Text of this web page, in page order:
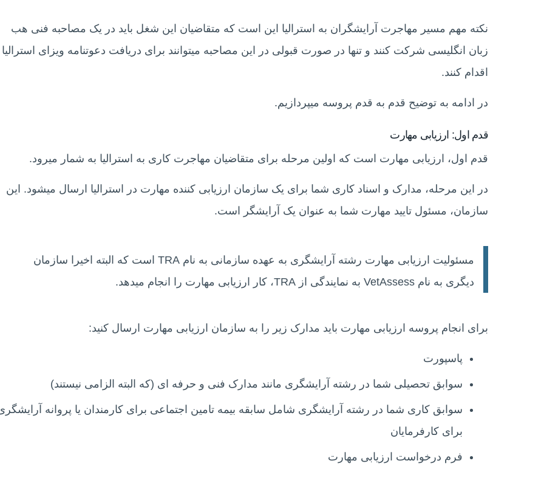
نکته مهم مسیر مهاجرت آرایشگران به استرالیا این است که متقاضیان این شغل باید در یک مصاحبه فنی هب
زبان انگلیسی شرکت کنند و تنها در صورت قبولی در این مصاحبه میتوانند برای دریافت دعوتنامه ویزای استرالیا
اقدام کنند.
در ادامه به توضیح قدم به قدم پروسه میپردازیم.
قدم اول: ارزیابی مهارت
قدم اول، ارزیابی مهارت است که اولین مرحله برای متقاضیان مهاجرت کاری به استرالیا به شمار میرود.
در این مرحله، مدارک و اسناد کاری شما برای یک سازمان ارزیابی کننده مهارت در استرالیا ارسال میشود. این
سازمان، مسئول تایید مهارت شما به عنوان یک آرایشگر است.
مسئولیت ارزیابی مهارت رشته آرایشگری به عهده سازمانی به نام TRA است که البته اخیرا سازمان
دیگری به نام VetAssess به نمایندگی از TRA، کار ارزیابی مهارت را انجام میدهد.
برای انجام پروسه ارزیابی مهارت باید مدارک زیر را به سازمان ارزیابی مهارت ارسال کنید:
پاسپورت
سوابق تحصیلی شما در رشته آرایشگری مانند مدارک فنی و حرفه ای (که البته الزامی نیستند)
سوابق کاری شما در رشته آرایشگری شامل سابقه بیمه تامین اجتماعی برای کارمندان یا پروانه
برای کارفرمایان
فرم درخواست ارزیابی مهارت